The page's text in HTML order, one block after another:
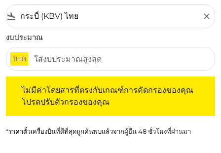
flight_land close
งบประมาณ
THB
ไม่มีค่าโดยสารที่ตรงกับเกณฑ์การคัดกรองของคุณ
โปรดปรับตัวกรองของคุณ
*ราคาตั๋วเครื่องบินที่ดีที่สุดถูกค้นพบแล้วจากผู้อื่น 48 ชั่วโมงที่ผ่านมา